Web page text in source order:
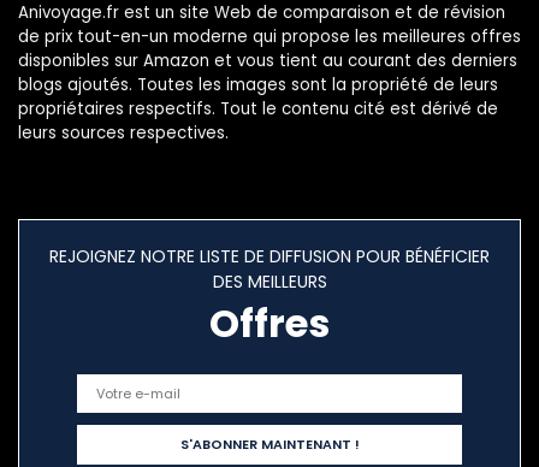
Anivoyage.fr est un site Web de comparaison et de révision
de prix tout-en-un moderne qui propose les meilleures offres
disponibles sur Amazon et vous tient au courant des derniers
blogs ajoutés. Toutes les images sont la propriété de leurs
propriétaires respectifs. Tout le contenu cité est dérivé de
leurs sources respectives.
REJOIGNEZ NOTRE LISTE DE DIFFUSION POUR BÉNÉFICIER
DES MEILLEURS
Offres